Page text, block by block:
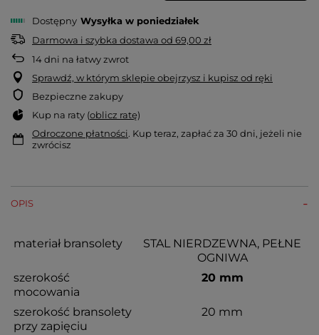
Dostępny Wysyłka w poniedziałek
Darmowa i szybka dostawa od 69,00 zł
14dni na łatwy zwrot
Sprawdź, w którym sklepie obejrzysz i kupisz od ręki
Bezpieczne zakupy
Kup na raty (oblicz ratę)
Odroczone płatności. Kup teraz, zapłać za 30 dni, jeżeli nie
zwrócisz
OPIS
materiał bransolety
STAL NIERDZEWNA, PEŁNE
OGNIWA
szerokość
mocowania
20 mm
szerokość bransolety
przy zapięciu
20 mm